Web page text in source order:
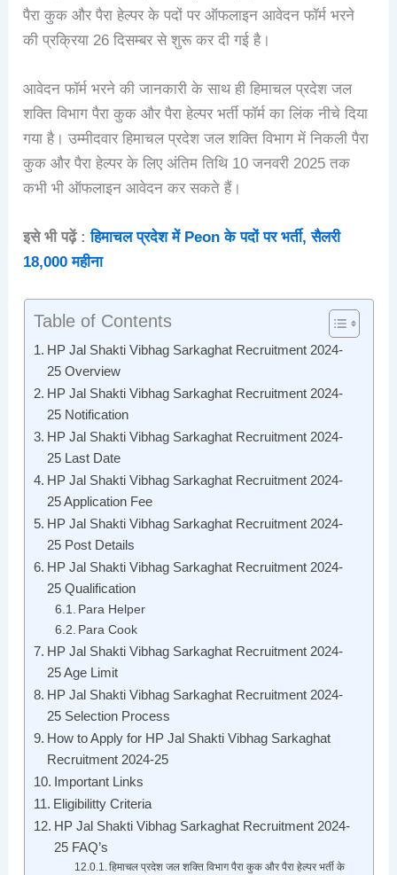
पैरा कुक और पैरा हेल्पर के पदों पर ऑफलाइन आवेदन फॉर्म भरने
की प्रक्रिया 26 दिसम्बर से शुरू कर दी गई है।
आवेदन फॉर्म भरने की जानकारी के साथ ही हिमाचल प्रदेश जल
शक्ति विभाग पैरा कुक और पैरा हेल्पर भर्ती फॉर्म का लिंक नीचे दिया
गया है। उम्मीदवार हिमाचल प्रदेश जल शक्ति विभाग में निकली पैरा
कुक और पैरा हेल्पर के लिए अंतिम तिथि 10 जनवरी 2025 तक
कभी भी ऑफलाइन आवेदन कर सकते हैं।
इसे भी पढ़ें :हिमाचल प्रदेश में Peon के पदों पर भर्ती, सैलरी
18,000 महीना
Table of Contents
HP Jal Shakti Vibhag Sarkaghat Recruitment 2024-
25 Overview
HP Jal Shakti Vibhag Sarkaghat Recruitment 2024-
25 Notification
HP Jal Shakti Vibhag Sarkaghat Recruitment 2024-
25 Last Date
HP Jal Shakti Vibhag Sarkaghat Recruitment 2024-
25 Application Fee
HP Jal Shakti Vibhag Sarkaghat Recruitment 2024-
25 Post Details
HP Jal Shakti Vibhag Sarkaghat Recruitment 2024-
25 Qualification
Para Helper
Para Cook
HP Jal Shakti Vibhag Sarkaghat Recruitment 2024-
25 Age Limit
HP Jal Shakti Vibhag Sarkaghat Recruitment 2024-
25 Selection Process
How to Apply for HP Jal Shakti Vibhag Sarkaghat
Recruitment 2024-25
Important Links
Eligibilitty Criteria
HP Jal Shakti Vibhag Sarkaghat Recruitment 2024-
25 FAQ’s
हिमाचल प्रदेश जल शक्ति विभाग पैरा कुक और पैरा हेल्पर भर्ती के